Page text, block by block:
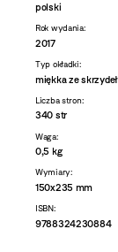
polski
Rok wydania:
2017
Typ okładki:
miękka ze
Liczba stron:
340 str
Waga:
0,5 kg
Wymiary:
150x235 mm
ISBN:
9788324230884